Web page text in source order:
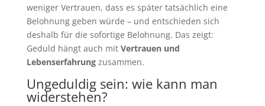
weniger Vertrauen, dass es später tatsächlich eine
Belohnung geben würde – und entschieden sich
deshalb für die sofortige Belohnung. Das zeigt:
Geduld hängt auch mit Vertrauen und
Lebenserfahrungzusammen.
Ungeduldig sein: wie kann man
widerstehen?